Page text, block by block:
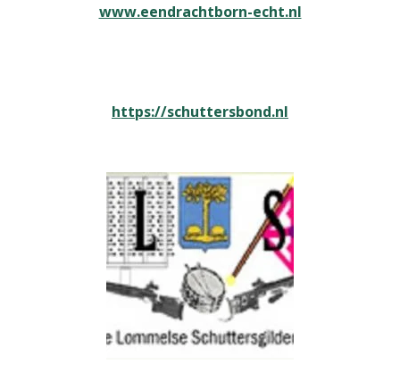
www.eendrachtborn-echt.nl
https://schuttersbond.nl